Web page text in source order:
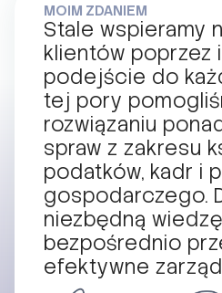
MOIM ZDANIEM
Stale wspieramy
klientów poprzez
podejście do
tej pory
rozwiązaniu
spraw z zakresu
podatków, kadr i
gospodarczego.
niezbędną
bezpośrednio
efektywne